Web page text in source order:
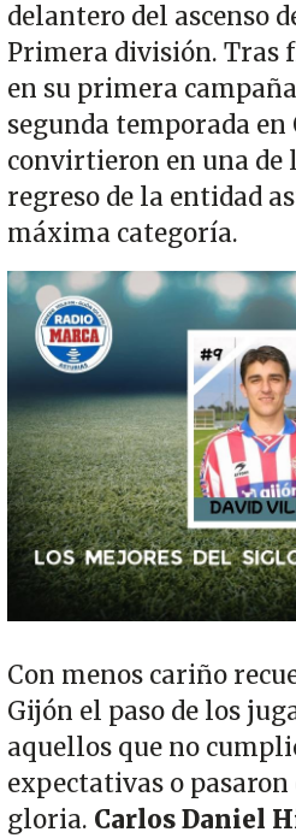
delantero del ascenso
Primera división. Tras
en su primera
segunda temporada en
convirtieron en una de
regreso de la entidad
máxima categoría.
Imagen
Con menos cariño
Gijón el paso de los
aquellos que no
expectativas o pasaron
gloria. Carlos Daniel